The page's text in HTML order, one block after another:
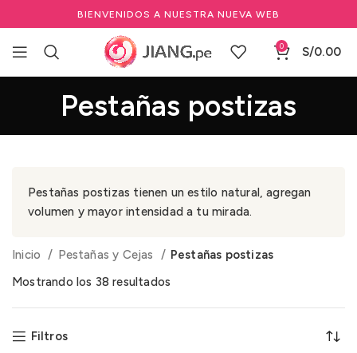
BIENVENIDOS A NUESTRA NUEVA WEB
0 S/0.00
Pestañas postizas
Pestañas postizas tienen un estilo natural, agregan
volumen y mayor intensidad a tu mirada.
Inicio Pestañas y Cejas
Pestañas postizas
Mostrando los 38 resultados
Filtros